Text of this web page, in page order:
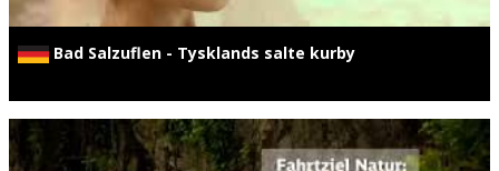
Bad Salzuflen - Tysklands salte kurby